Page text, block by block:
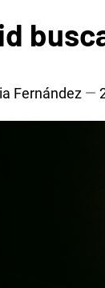
Fernández